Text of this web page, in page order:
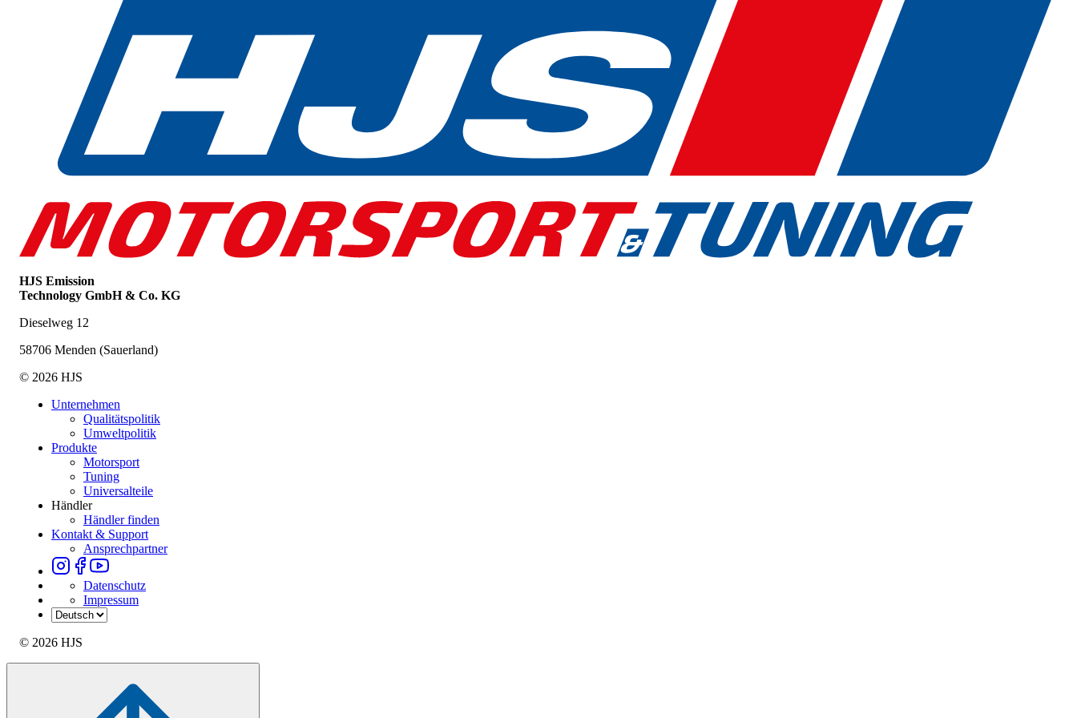
HJS Emission
Technology GmbH & Co. KG
Dieselweg 12
58706 Menden (Sauerland)
© 2026 HJS
Unternehmen
Qualitätspolitik
Umweltpolitik
Produkte
Motorsport
Tuning
Universalteile
Händler
Händler finden
Kontakt & Support
Ansprechpartner
Datenschutz
Impressum
© 2026 HJS